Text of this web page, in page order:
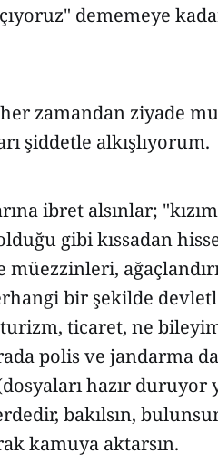
dememeye
zamandan ziyade
şiddetle alkışlıyorum.
ibret alsınlar;
gibi kıssadan
bir şekilde
turizm, ticaret, ne
polis ve jandarma
hazır
bakılsın,
kamuya aktarsın.